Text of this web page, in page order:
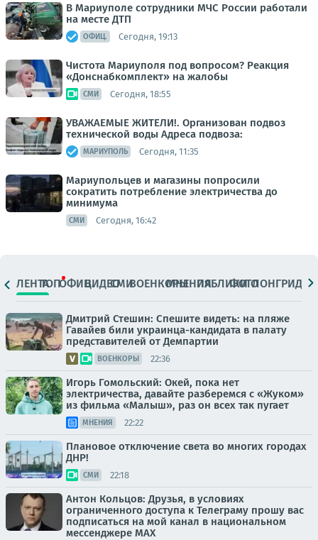
В Мариуполе сотрудники МЧС России работали
на месте ДТП
ОФИЦ. Сегодня, 19:13
Чистота Мариуполя под вопросом? Реакция
«Донснабкомплект» на жалобы
СМИ Сегодня, 18:55
УВАЖАЕМЫЕ ЖИТЕЛИ!. Организован подвоз
технической воды Адреса подвоза:
МАРИУПОЛЬ Сегодня, 11:35
Мариупольцев и магазины попросили
сократить потребление электричества до
минимума
СМИ Сегодня, 16:42
ЛЕНТАТОПОФИЦ.ВИДЕОСМИВОЕНКОРЫМНЕНИЯПАБЛИКИ
ФОТОЛОНГРИДЫ
Дмитрий Стешин: Спешите видеть: на пляже
Гавайев били украинца-кандидата в палату
представителей от Демпартии
ВОЕНКОРЫ 22:36
Игорь Гомольский: Окей, пока нет
электричества, давайте разберемся с «Жуком»
из фильма «Малыш», раз он всех так пугает
МНЕНИЯ 22:22
Плановое отключение света во многих городах
ДНР!
СМИ 22:18
Антон Кольцов: Друзья, в условиях
ограниченного доступа к Телеграму прошу вас
подписаться на мой канал в национальном
мессенджере МАХ